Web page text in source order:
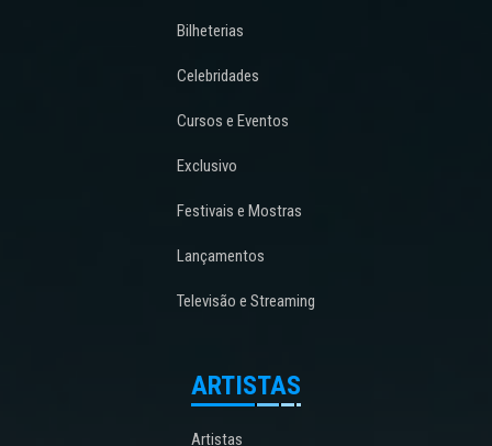
Bilheterias
Celebridades
Cursos e Eventos
Exclusivo
Festivais e Mostras
Lançamentos
Televisão e Streaming
ARTISTAS
Artistas